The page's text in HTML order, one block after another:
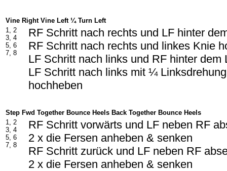
Vine Right Vine Left ¼ Turn Left
1, 2
3, 4
5, 6
7, 8
RF Schritt nach rechts und LF hinter
RF Schritt nach rechts und linkes Knie
LF Schritt nach links und RF hinter dem
LF Schritt nach links mit ¼
hochheben
Step Fwd Together Bounce Heels Back Together Bounce Heels
1, 2
3, 4
5, 6
7, 8
RF Schritt vorwärts und LF neben RF
2 x die Fersen anheben & senken
RF Schritt zurück und LF neben RF
2 x die Fersen anheben & senken